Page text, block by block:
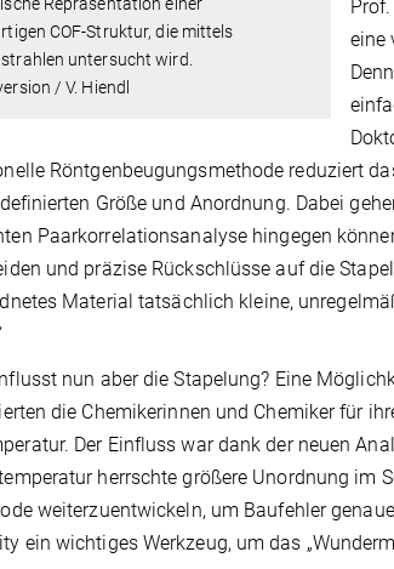
Repräsentation einer
COF-Struktur, die mittels
untersucht wird.
/ V. Hiendl
eine
Röntgenbeugungsmethode reduziert
Größe und Anordnung. Dabei
Paarkorrelationsanalyse hingegen
und präzise Rückschlüsse auf die
Material tatsächlich kleine,
nun aber die Stapelung? Eine
die Chemikerinnen und Chemiker für
Der Einfluss war dank der neuen
herrschte größere Unordnung im
weiterzuentwickeln, um Baufehler
ein wichtiges Werkzeug, um das